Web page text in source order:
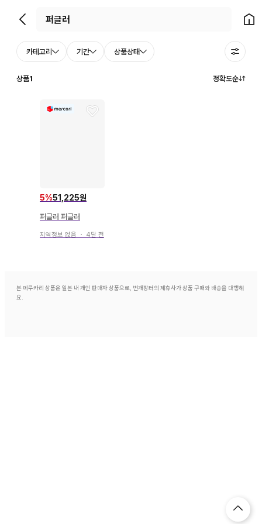
뒤로가기 홈으
카테고리 기간 상품상태
상품1 정확도순
5%51,225원
퍼글러 퍼글러
지역정보 없음 ・ 4달 전
본 메루카리 상품은 일본 내 개인 판매자 상품으로, 번개장터의 제휴사가 상품 구매와 배송을 대행해
요.